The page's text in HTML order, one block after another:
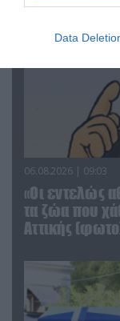
Data
06.08.2026 | 09:03
«Οι εντελώς
τα ζώα που
Αττικής